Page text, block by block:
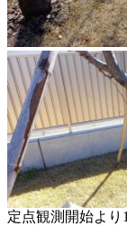
定点観測開始より